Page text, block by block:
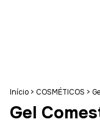
Início > COSMÉTICOS >
Gel